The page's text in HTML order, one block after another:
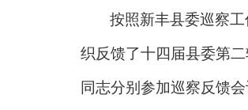
按照新丰县委巡察
织反馈了十四届县委第
同志分别参加巡察反馈